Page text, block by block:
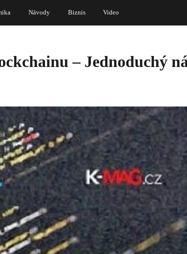
Návody Biznis Video
– Jednoduchý